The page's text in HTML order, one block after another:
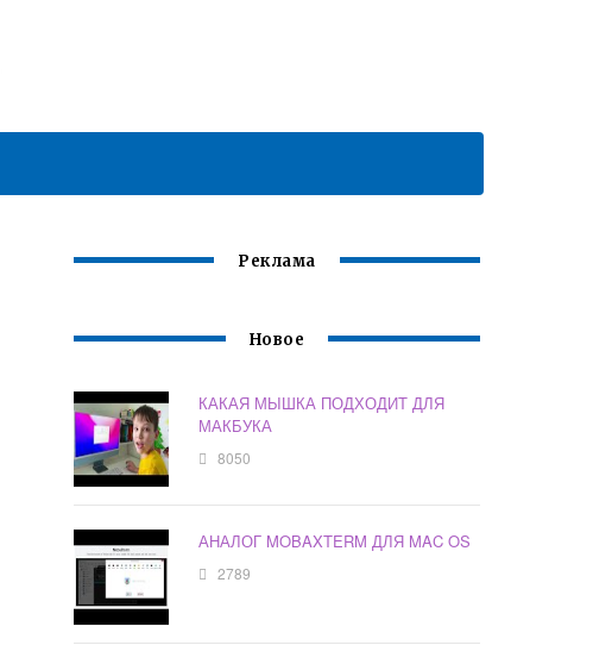
Реклама
Новое
КАКАЯ МЫШКА ПОДХОДИТ ДЛЯ
МАКБУКА
8050
АНАЛОГ MOBAXTERM ДЛЯ MAC OS
2789